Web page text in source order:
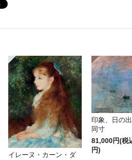
イレーヌ・カーン・ダ
印象、日
同寸
81,000円(税
円)